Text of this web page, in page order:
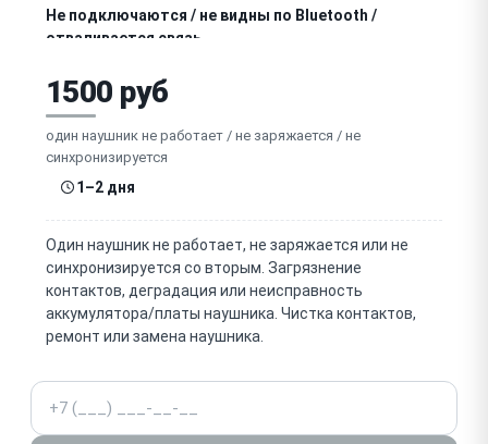
Не подключаются / не видны по Bluetooth /
отваливается связь
Нет звука в одном наушнике (динамик, засорена
сетка)
Не работает / тихий микрофон (звонки)
Не работает датчик в ухе (авто-пауза не
срабатывает)
Не работает / слабое шумоподавление ANC
(AirPods Pro)
Не закрывается / сломан шарнир крышки кейса
1500 руб
один наушник не работает / не заряжается / не
синхронизируется
1–2 дня
Один наушник не работает, не заряжается или не
синхронизируется со вторым. Загрязнение
контактов, деградация или неисправность
аккумулятора/платы наушника. Чистка контактов,
ремонт или замена наушника.
Телефон